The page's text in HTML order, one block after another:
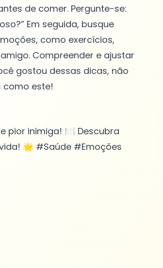
de comer. Pergunte-se:
Em seguida, busque
como exercícios,
Compreender e ajustar
gostou dessas dicas, não
pior inimiga! 🍽️ Descubra
🌟 #Saúde #Emoções